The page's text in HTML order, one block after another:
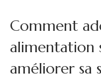
Comment
alimentation
améliorer sa